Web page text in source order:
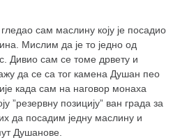
сам маслину коју је посадио
Мислим да је то једно од
Дивио сам се томе дрвету и
да се са тог камена Душан пео
када сам на наговор монаха
”резервну позицију” ван града за
да посадим једну маслину и
Душанове.